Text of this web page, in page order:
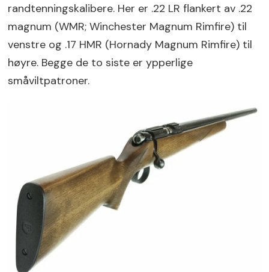
randtenningskalibere. Her er .22 LR flankert av .22
magnum (WMR; Winchester Magnum Rimfire) til
venstre og .17 HMR (Hornady Magnum Rimfire) til
høyre. Begge de to siste er ypperlige
småviltpatroner.